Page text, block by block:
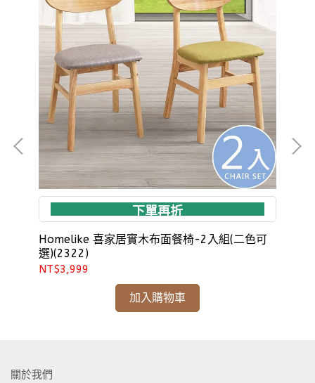
下單再折
Homelike 喜家居實木布面餐椅-2入組(二色可
選)(2322)
NT$3,999
加入購物車
關於我們